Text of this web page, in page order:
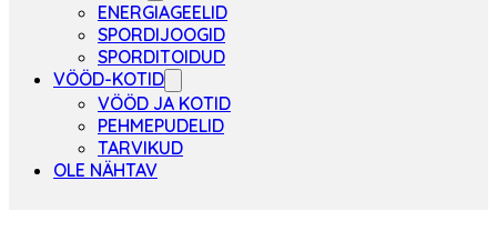
ENERGIAGEELID
SPORDIJOOGID
SPORDITOIDUD
VÖÖD-KOTID
VÖÖD JA KOTID
PEHMEPUDELID
TARVIKUD
OLE NÄHTAV